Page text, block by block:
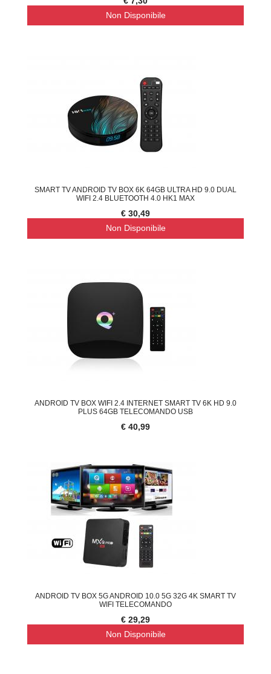
Non Disponibile
SMART TV ANDROID TV BOX 6K 64GB ULTRA HD 9.0 DUAL
WIFI 2.4 BLUETOOTH 4.0 HK1 MAX
€ 30,49
Non Disponibile
ANDROID TV BOX WIFI 2.4 INTERNET SMART TV 6K HD 9.0
PLUS 64GB TELECOMANDO USB
€ 40,99
ANDROID TV BOX 5G ANDROID 10.0 5G 32G 4K SMART TV
WIFI TELECOMANDO
€ 29,29
Non Disponibile